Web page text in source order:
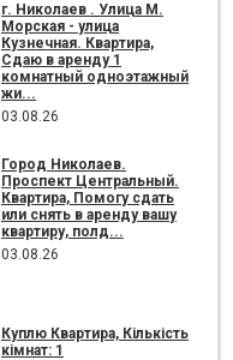
г. Николаев . Улица М.
Морская - улица
Кузнечная. Квартира,
Сдаю в аренду 1
комнатный одноэтажный
жи...
03.08.26
Город Николаев.
Проспект Центральный.
Квартира, Помогу сдать
или снять в аренду вашу
квартиру, полд...
03.08.26
Куплю Квартира, Кількість
кімнат: 1